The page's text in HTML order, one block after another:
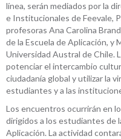
línea, serán mediados por la
e Institucionales de Feevale,
profesoras Ana Carolina
de la Escuela de Aplicación, y
Universidad Austral de Chile.
potenciar el intercambio
ciudadanía global y utilizar la
estudiantes y a las
Los encuentros ocurrirán en
dirigidos a los estudiantes de
Aplicación. La actividad